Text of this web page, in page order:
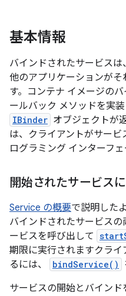
基本情報
バインドされたサービスは、
他のアプリケーションが
す。コンテナ イメージの
ールバック メソッドを実
IBinder オブジェクトが
は、クライアントがサー
ログラミング インターフェ
開始されたサービス
Service の概要で説明した
バインドされたサービス
ービスを呼び出して
期限に実行されますクラ
るには、
bindService()
サービスの開始とバイン